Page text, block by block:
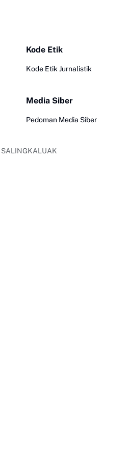
Kode Etik
Kode Etik Jurnalistik
Media Siber
Pedoman Media Siber
SALINGKALUAK